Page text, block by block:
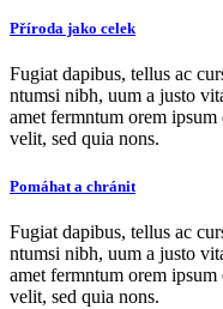
Příroda jako celek
Fugiat dapibus, tellus ac
ntumsi nibh, uum a justo
amet fermntum orem
velit, sed quia nons.
Pomáhat a chránit
Fugiat dapibus, tellus ac
ntumsi nibh, uum a justo
amet fermntum orem
velit, sed quia nons.